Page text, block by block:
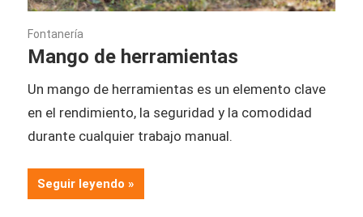
10/03/2026
Fontanería
Mango de herramientas
Un mango de herramientas es un elemento clave
en el rendimiento, la seguridad y la comodidad
durante cualquier trabajo manual.
Seguir leyendo